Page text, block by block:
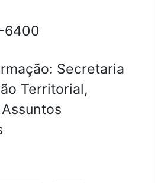
6400
Secretaria
Territorial,